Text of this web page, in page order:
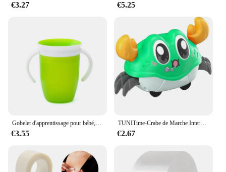
€3.27 €5.25
Gobelet d'apprentissage pour bébé, double poignée, couvercle rabattable, étanche, silicone, nourrissons, bouteille de normalisation de l'eau, Leuven, rotation, 360
€3.55
TUNITime-Crabe de Marche Interactif à Double Force pour Bébé, Jouet Sensoriel pour ApprentiCumbria et Développement de Ramper
€2.67